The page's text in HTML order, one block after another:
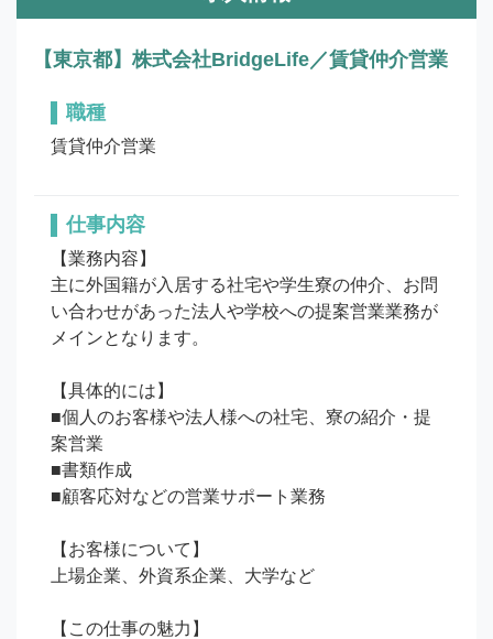
【東京都】株式会社BridgeLife／賃貸仲介営業
職種
賃貸仲介営業
仕事内容
【業務内容】
主に外国籍が入居する社宅や学生寮の仲介、お問
い合わせがあった法人や学校への提案営業業務が
メインとなります。
【具体的には】
■個人のお客様や法人様への社宅、寮の紹介・提
案営業
■書類作成
■顧客応対などの営業サポート業務
【お客様について】
上場企業、外資系企業、大学など
【この仕事の魅力】